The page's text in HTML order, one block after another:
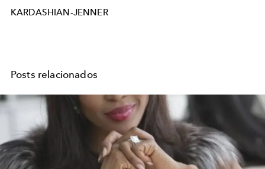
KARDASHIAN-JENNER
Posts relacionados